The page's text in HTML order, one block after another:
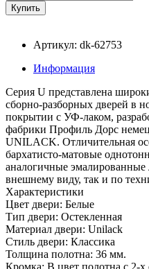
Артикул: dk-62753
Информация
Серия U представлена
сборно-разборных дверей в
покрытии с УФ-лаком,
фабрики Профиль Дорс
UNILACK. Отличительная
бархатисто-матовые
аналогичные
внешнему виду, так и по
Характеристики
Цвет двери: Белые
Тип двери: Остекленная
Материал двери: Unilack
Стиль двери: Классика
Толщина полотна: 36 мм.
Кромка: В цвет полотна с 2-х